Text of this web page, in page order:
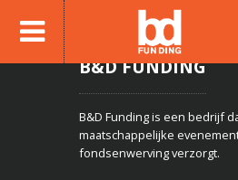
B&D FUNDING
B&D Funding is een bedrijf
maatschappelijke
fondsenwerving verzorgt.